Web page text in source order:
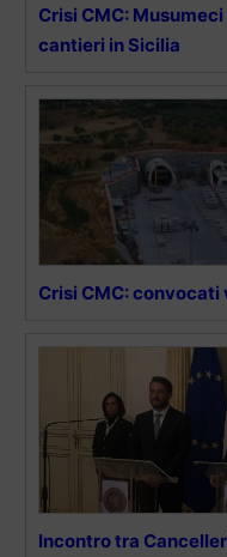
Crisi CMC:
cantieri in Sicilia
Crisi CMC: convocati
Incontro tra